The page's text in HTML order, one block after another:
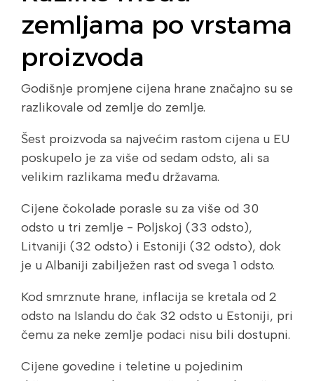
zemljama po vrstama
proizvoda
Godišnje promjene cijena hrane značajno su se
razlikovale od zemlje do zemlje.
Šest proizvoda sa najvećim rastom cijena u EU
poskupelo je za više od sedam odsto, ali sa
velikim razlikama među državama.
Cijene čokolade porasle su za više od 30
odsto u tri zemlje - Poljskoj (33 odsto),
Litvaniji (32 odsto) i Estoniji (32 odsto), dok
je u Albaniji zabilježen rast od svega 1 odsto.
Kod smrznute hrane, inflacija se kretala od 2
odsto na Islandu do čak 32 odsto u Estoniji, pri
čemu za neke zemlje podaci nisu bili dostupni.
Cijene govedine i teletine u pojedinim